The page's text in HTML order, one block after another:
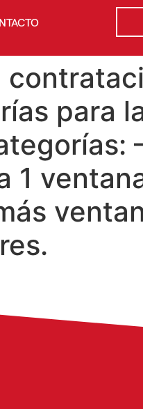
para
1